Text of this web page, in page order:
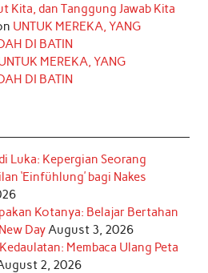
n
Kita, dan Tanggung Jawab Kita
UNTUK MEREKA, YANG
DI BATIN
MEREKA, YANG
DI BATIN
Luka: Kepergian Seorang
‘Einfühlung’ bagi Nakes
Kotanya: Belajar Bertahan
DayAugust 3, 2026
Membaca Ulang Peta
2, 2026